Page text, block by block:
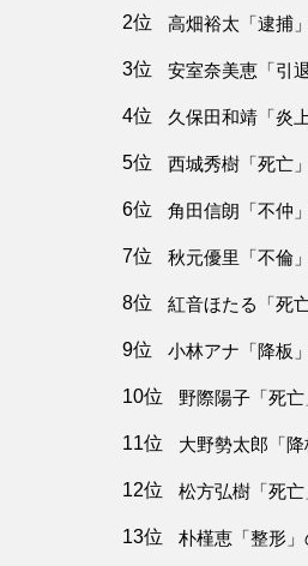
2位 高畑裕太「逮捕
3位 安室奈美恵「引
4位 久保田和靖「炎
5位 西城秀樹「死亡
6位 角田信朗「不仲
7位 秋元優里「不倫
8位 紅音ほたる「死
9位 小林アナ「降板
10位 野際陽子「死
11位 大野勢太郎「
12位 松方弘樹「死
13位 朴槿恵「整形